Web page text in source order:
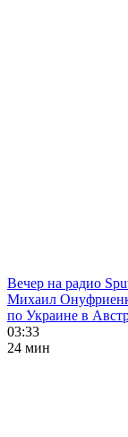
Вечер на радио
Михаил
по Украине в
03:33
24 мин